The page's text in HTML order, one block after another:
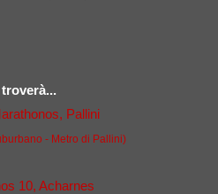
Pallini
- Metro di Pallini)
10, Acharnes